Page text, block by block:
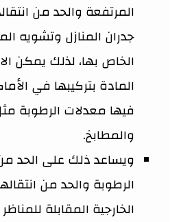
المرتفعة والحد من
جدران المنازل وتشويه
الخاص بها، لذلك يمكن
المادة بتركيبها في
فيها معدلات الرطوبة
والمطابخ.
ويساعد ذلك على الحد
الرطوبة والحد من
الخارجية المقابلة